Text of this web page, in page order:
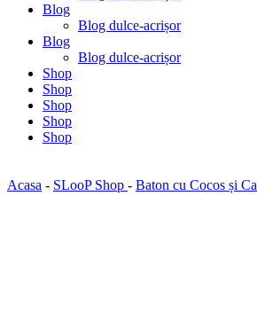
Blog
Blog dulce-acrișor
Blog
Blog dulce-acrișor
Shop
Shop
Shop
Shop
Shop
Acasa - SLooP Shop - Baton cu Cocos și